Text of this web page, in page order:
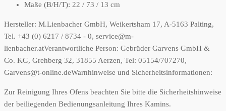
Maße (B/H/T): 22 / 73 / 13 cm
Hersteller: M.Lienbacher GmbH, Weikertsham 17, A-5163 Palting,
Tel. +43 (0) 6217 / 8734 - 0, service@m-
lienbacher.atVerantwortliche Person: Gebrüder Garvens GmbH &
Co. KG, Grehberg 32, 31855 Aerzen, Tel: 05154/707270,
Garvens@t-online.deWarnhinweise und Sicherheitsinformationen:
Zur Reinigung Ihres Ofens beachten Sie bitte die Sicherheitshinweise
der beiliegenden Bedienungsanleitung Ihres Kamins.